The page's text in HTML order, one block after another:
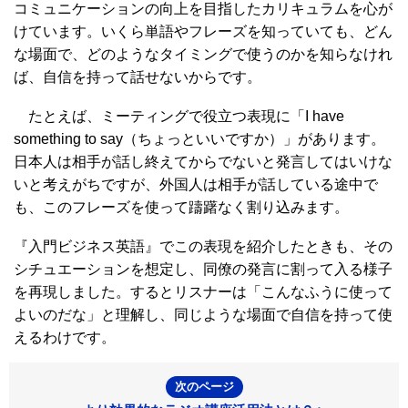
コミュニケーションの向上を目指したカリキュラムを心が
けています。いくら単語やフレーズを知っていても、どん
な場面で、どのようなタイミングで使うのかを知らなけれ
ば、自信を持って話せないからです。
たとえば、ミーティングで役立つ表現に「I have
something to say（ちょっといいですか）」があります。
日本人は相手が話し終えてからでないと発言してはいけな
いと考えがちですが、外国人は相手が話している途中で
も、このフレーズを使って躊躇なく割り込みます。
『入門ビジネス英語』でこの表現を紹介したときも、その
シチュエーションを想定し、同僚の発言に割って入る様子
を再現しました。するとリスナーは「こんなふうに使って
よいのだな」と理解し、同じような場面で自信を持って使
えるわけです。
次のページ